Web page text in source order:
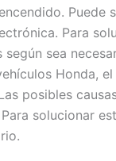
Puede
Para
sea
Honda,
posibles
solucionar